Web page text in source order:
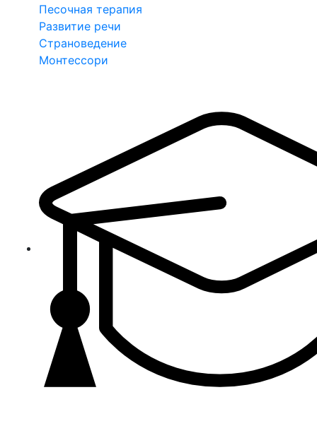
Песочная терапия
Развитие речи
Страноведение
Монтессори